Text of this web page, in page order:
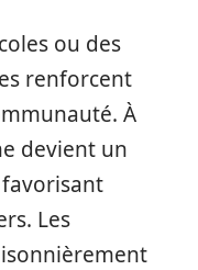
ou des
renforcent
À
devient un
Les